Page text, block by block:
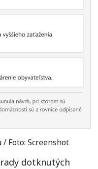
Foto: Screenshot
dotknutých